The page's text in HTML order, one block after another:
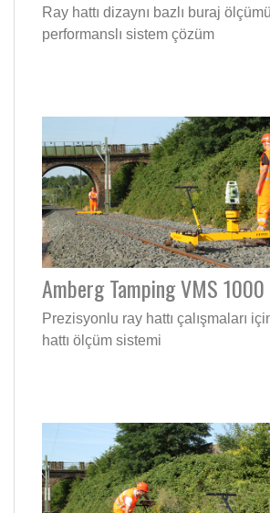
Ray hattı dizaynı bazlı buraj
performanslı sistem çözüm
Amberg Tamping VMS 1000
Prezisyonlu ray hattı çalışmaları
hattı ölçüm sistemi